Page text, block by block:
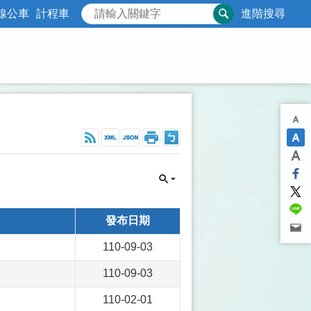
公車 計程車 進階搜尋
發布日期
110-09-03
110-09-03
110-02-01